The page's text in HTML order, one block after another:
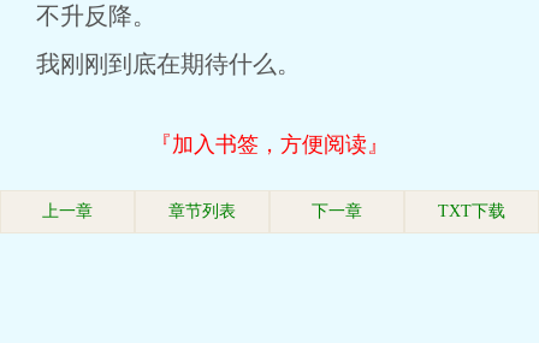
不升反降。
我刚刚到底在期待什么。
『加入书签，方便阅读』
上一章 章节列表 下一章 TXT下载